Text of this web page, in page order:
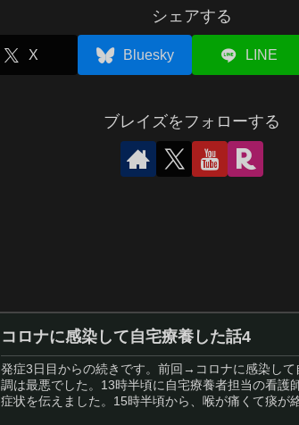
シェアする
X Bluesky LINE
ブレイズをフォローする
コロナに感染して自宅療養した話4
発症3日目からの続きです。前回→コロナに感染し
調は最悪でした。13時半頃に自宅療養者担当の看護
症状を伝えました。15時半頃から、喉が痛くて痰が